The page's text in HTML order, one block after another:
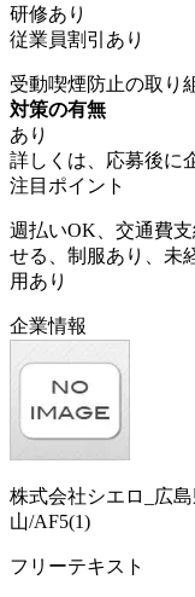
研修あり
従業員割引あり
受動喫煙防止の取り
対策の有無
あり
詳しくは、応募後に
注目ポイント
週払いOK、交通費
せる、制服あり、未
用あり
企業情報
株式会社シエロ_広
山/AF5(1)
フリーテキスト